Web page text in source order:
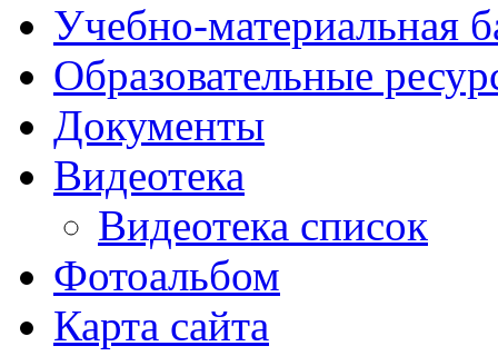
Учебно-материальная
Образовательные
Документы
Видеотека
Видеотека список
Фотоальбом
Карта сайта